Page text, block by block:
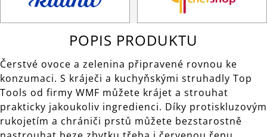
POPIS PRODUKTU
Čerstvé ovoce a zelenina připravené rovnou ke
konzumaci. S kráječi a kuchyňskými struhadly Top
Tools od firmy WMF můžete krájet a strouhat
prakticky jakoukoliv ingredienci. Díky protiskluzovým
rukojetím a chrániči prstů můžete bezstarostně